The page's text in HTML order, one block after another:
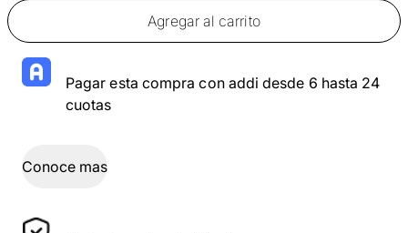
Agregar al carrito
Pagar esta compra con addi desde 6 hasta 24
cuotas
Conoce mas